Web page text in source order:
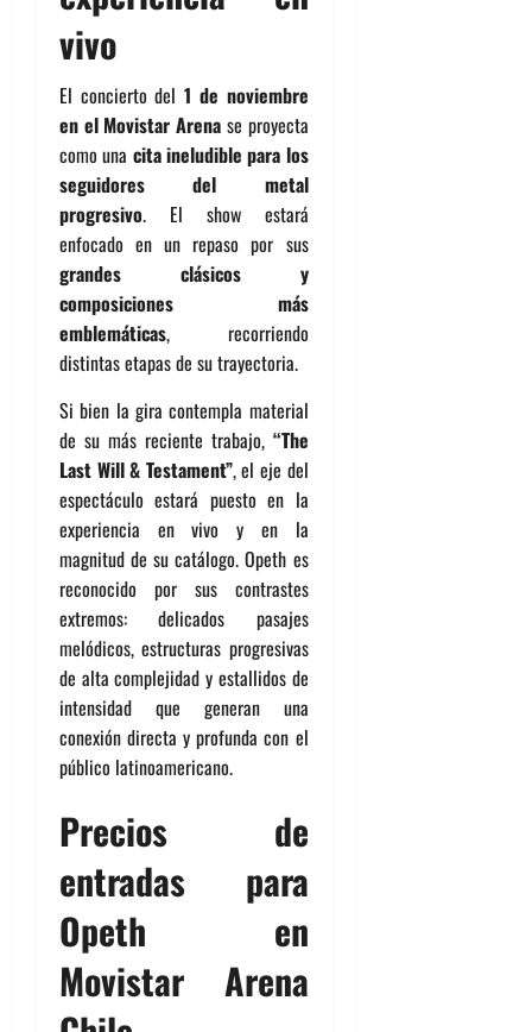
vivo
El concierto del1 de noviembre
en el Movistar Arena se proyecta
como una cita ineludible para los
seguidores del metal
progresivo. El show estará
enfocado en un repaso por sus
grandes clásicos y
composiciones más
emblemáticas, recorriendo
distintas etapas de su trayectoria.
Si bien la gira contempla material
de su más reciente trabajo, “The
Last Will & Testament”, el eje del
espectáculo estará puesto en la
experiencia en vivo y en la
magnitud de su catálogo. Opeth es
reconocido por sus contrastes
extremos: delicados pasajes
melódicos, estructuras progresivas
de alta complejidad y estallidos de
intensidad que generan una
conexión directa y profunda con el
público latinoamericano.
Precios de
entradas para
Opeth en
Movistar Arena